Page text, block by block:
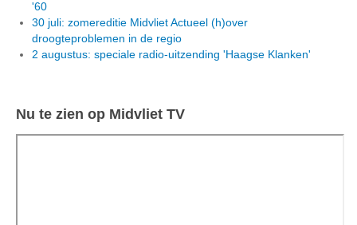
'60
30 juli: zomereditie Midvliet Actueel (h)over
droogteproblemen in de regio
2 augustus: speciale radio-uitzending 'Haagse Klanken'
Nu te zien op Midvliet TV